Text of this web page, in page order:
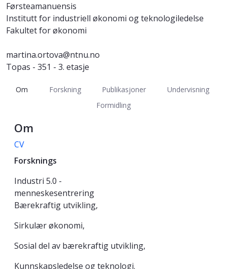
Førsteamanuensis
Institutt for industriell økonomi og teknologiledelse
Fakultet for økonomi
martina.ortova@ntnu.no
Topas - 351 - 3. etasje
Om Forskning Publikasjoner
Undervisning
Formidling
Om
CV
Forsknings
Industri 5.0 -
menneskesentrering
Bærekraftig utvikling,
Sirkulær økonomi,
Sosial del av bærekraftig utvikling,
Kunnskapsledelse og teknologi.